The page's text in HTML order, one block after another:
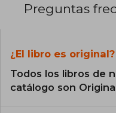
Preguntas
¿El libro es original?
Todos los libros de
catálogo son